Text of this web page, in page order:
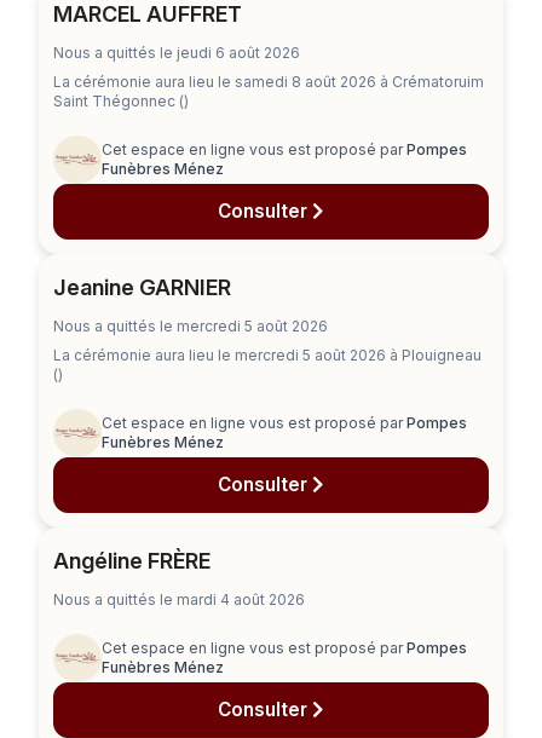
MARCEL AUFFRET
Nous a quittés le jeudi 6 août 2026
La cérémonie aura lieu le samedi 8 août 2026 à Crématoruim
Saint Thégonnec ()
Cet espace en ligne vous est proposé parPompes
Funèbres Ménez
Consulter
Jeanine GARNIER
Nous a quittés le mercredi 5 août 2026
La cérémonie aura lieu le mercredi 5 août 2026 à Plouigneau
()
Cet espace en ligne vous est proposé parPompes
Funèbres Ménez
Consulter
Angéline FRÈRE
Nous a quittés le mardi 4 août 2026
Cet espace en ligne vous est proposé parPompes
Funèbres Ménez
Consulter